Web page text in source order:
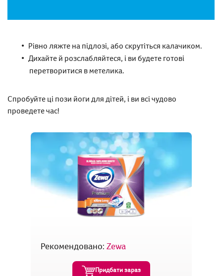
Рекомендовано: Zewa
Придбати зараз
Рівно ляжте на підлозі, або скрутіться калачиком.
Дихайте й розслабляйтеся, і ви будете готові
перетворитися в метелика.
Спробуйте ці пози йоги для дітей, і ви всі чудово
проведете час!